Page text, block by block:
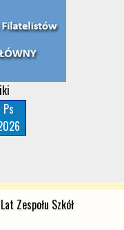
Ps
Zespołu Szkół